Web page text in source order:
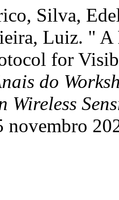
Silva,
Luiz. "
for
do
novembro